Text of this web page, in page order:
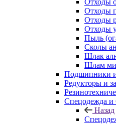
Отходы
Отходы
Отходы
Отходы
Пыль
Сколы
Шлак
Шлам
Подшипники
Редукторы и
Спецодежда
Назад